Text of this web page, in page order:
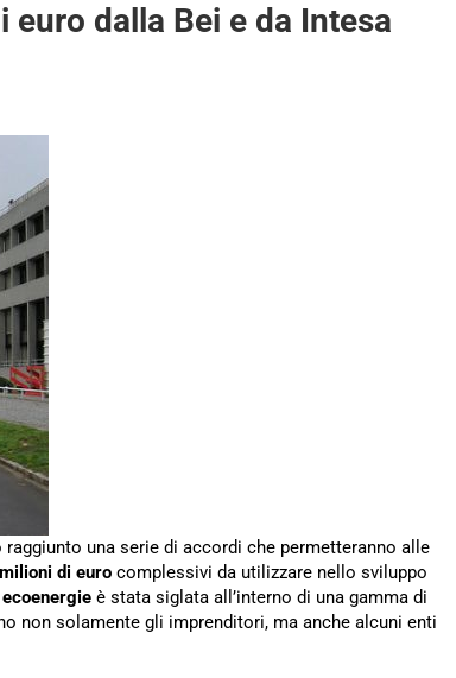
dalla Bei e da Intesa
raggiunto una serie di accordi che permetteranno alle
di euro complessivi da utilizzare nello sviluppo
ecoenergie è stata siglata all’interno di una gamma di
non solamente gli imprenditori, ma anche alcuni enti